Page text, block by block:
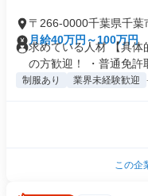
〒266-0000千葉県千葉
月給40万円～100万円
求めている人材 【具体
の方歓迎！ ・普通免許
制服あり 業界未経験歓迎
この企